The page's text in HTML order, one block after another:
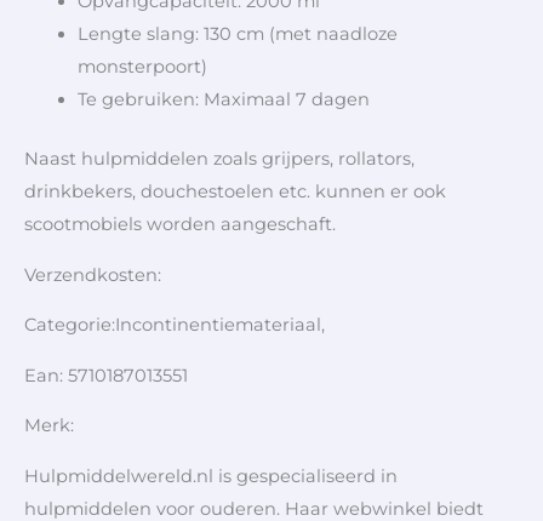
Lengte slang: 130 cm (met naadloze
monsterpoort)
Te gebruiken: Maximaal 7 dagen
Naast hulpmiddelen zoals grijpers, rollators,
drinkbekers, douchestoelen etc. kunnen er ook
scootmobiels worden aangeschaft.
Verzendkosten:
Categorie:Incontinentiemateriaal,
Ean: 5710187013551
Merk:
Hulpmiddelwereld.nl is gespecialiseerd in
hulpmiddelen voor ouderen. Haar webwinkel biedt